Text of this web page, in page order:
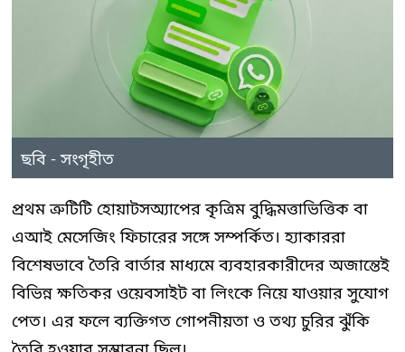
ছবি - সংগৃহীত
প্রথম ত্রুটিটি হোয়াটসঅ্যাপের কৃত্রিম বুদ্ধিমত্তাভিত্তিক বা
এআই মেসেজিং ফিচারের সঙ্গে সম্পর্কিত। হ্যাকাররা
বিশেষভাবে তৈরি বার্তার মাধ্যমে ব্যবহারকারীদের অজান্তেই
বিভিন্ন ক্ষতিকর ওয়েবসাইট বা লিংকে নিয়ে যাওয়ার সুযোগ
পেত। এর ফলে ব্যক্তিগত গোপনীয়তা ও তথ্য চুরির ঝুঁকি